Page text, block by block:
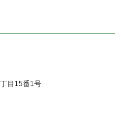
目15番1号